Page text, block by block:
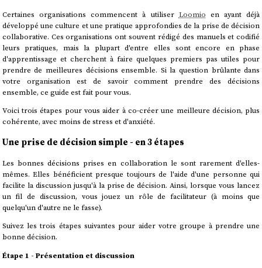
Certaines organisations commencent à utiliser Loomio en ayant déjà
développé une culture et une pratique approfondies de la prise de décision
collaborative. Ces organisations ont souvent rédigé des manuels et codifié
leurs pratiques, mais la plupart d'entre elles sont encore en phase
d'apprentissage et cherchent à faire quelques premiers pas utiles pour
prendre de meilleures décisions ensemble. Si la question brûlante dans
votre organisation est de savoir comment prendre des décisions
ensemble, ce guide est fait pour vous.
Voici trois étapes pour vous aider à co-créer une meilleure décision, plus
cohérente, avec moins de stress et d'anxiété.
Une prise de décision simple - en 3 étapes
Les bonnes décisions prises en collaboration le sont rarement d'elles-
mêmes. Elles bénéficient presque toujours de l'aide d'une personne qui
facilite la discussion jusqu'à la prise de décision. Ainsi, lorsque vous lancez
un fil de discussion, vous jouez un rôle de facilitateur (à moins que
quelqu'un d'autre ne le fasse).
Suivez les trois étapes suivantes pour aider votre groupe à prendre une
bonne décision.
Étape 1 - Présentation et discussion